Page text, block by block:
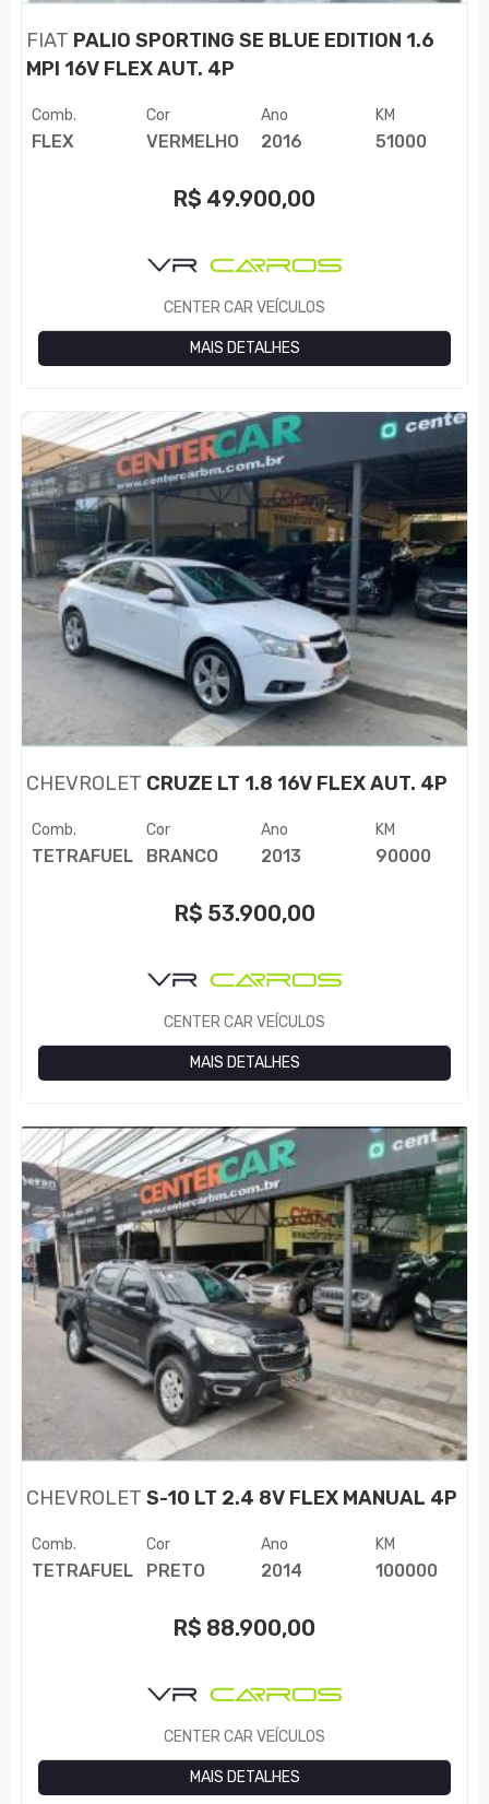
FIAT PALIO SPORTING SE BLUE EDITION 1.6
MPI 16V FLEX AUT. 4P
Comb.
FLEX
Cor
VERMELHO
Ano
2016
KM
51000
R$ 49.900,00
CENTER CAR VEÍCULOS
MAIS DETALHES
CHEVROLET CRUZE LT 1.8 16V FLEX AUT. 4P
Comb.
TETRAFUEL
Cor
BRANCO
Ano
2013
KM
90000
R$ 53.900,00
CENTER CAR VEÍCULOS
MAIS DETALHES
CHEVROLET S-10 LT 2.4 8V FLEX MANUAL 4P
Comb.
TETRAFUEL
Cor
PRETO
Ano
2014
KM
100000
R$ 88.900,00
CENTER CAR VEÍCULOS
MAIS DETALHES